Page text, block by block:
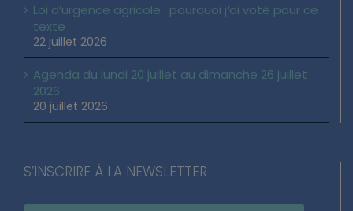
Loi d’urgence agricole : pourquoi j’ai voté pour ce
texte
22 juillet 2026
Agenda du lundi 20 juillet au dimanche 26 juillet
2026
20 juillet 2026
S’INSCRIRE À LA NEWSLETTER